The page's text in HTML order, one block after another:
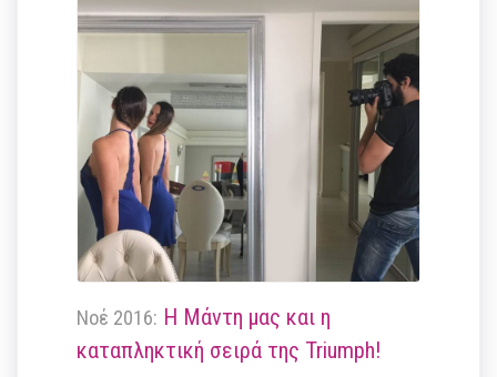
Νοέ 2016: Η Μάντη μας και η
καταπληκτική σειρά της Triumph!